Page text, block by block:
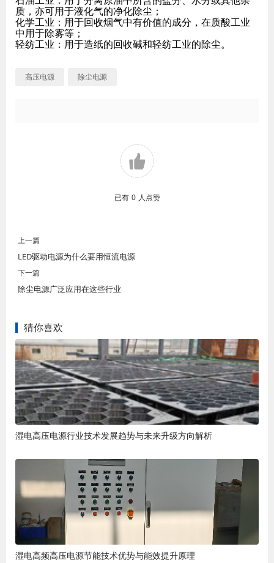
质，亦可用于液化气的净化除尘；
化学工业：用于回收烟气中有价值的成分，在质酸工业
中用于除雾等；
轻纺工业：用于造纸的回收碱和轻纺工业的除尘。
高压电源 除尘电源
已有 0 人点赞
上一篇
LED驱动电源为什么要用恒流电源
下一篇
除尘电源广泛应用在这些行业
猜你喜欢
湿电高压电源行业技术发展趋势与未来升级方向解析
湿电高频高压电源节能技术优势与能效提升原理